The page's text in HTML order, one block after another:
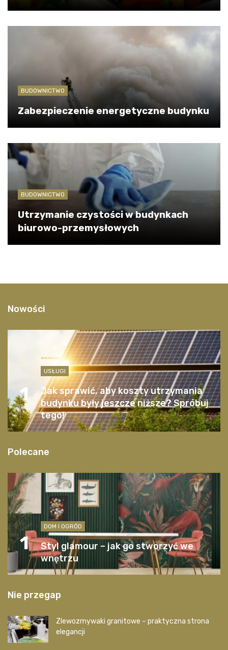
BUDOWNICTWO
Zabezpieczenie energetyczne budynku
BUDOWNICTWO
Utrzymanie czystości w budynkach
biurowo-przemysłowych
Nowości
1
USŁUGI
Jak sprawić, aby koszty utrzymania
budynku były jeszcze niższe? Spróbuj
tego!
Polecane
1
DOM I OGRÓD
Styl glamour – jak go stworzyć we
wnętrzu
Nie przegap
Zlewozmywaki granitowe – praktyczna strona
elegancji